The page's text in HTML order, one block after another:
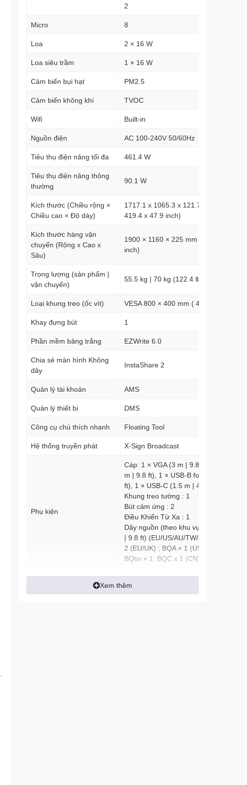
2
Micro 8
Loa 2 × 16 W
Loa siêu trầm 1 × 16 W
Cảm biến bụi hạt PM2.5
Cảm biến không khí TVOC
Wifi Built-in
Nguồn điện AC 100-240V 50/60Hz
Tiêu thụ điện năng tối đa 461.4 W
Tiêu thụ điện năng thông
thường
90.1 W
Kích thước (Chiều rộng ×
Chiều cao × Độ dày)
1717.1 x 1065.3 x 121.7 mm(676.02 x
419.4 x 47.9 inch)
Kích thước hàng vận
chuyển (Rộng x Cao x
Sâu)
1900 × 1160 × 225 mm (74.8 × 45.7 ×
inch)
Trọng lượng (sản phẩm |
vận chuyển)
55.5 kg | 70 kg (122.4 lbs | 154.3 lbs)
Loại khung treo (ốc vít) VESA 800 × 400 mm ( 4 × M8 × 25L)
Khay đựng bút 1
Phần mềm bảng trắng EZWrite 6.0
Chia sẻ màn hình Không
dây
InstaShare 2
Quản lý tài khoản AMS
Quản lý thiết bị DMS
Công cụ chú thích nhanh Floating Tool
Hệ thống truyền phát X-Sign Broadcast
Phụ kiện
Cáp: 1 × VGA (3 m | 9.8 ft), 1 × HDMI
m | 9.8 ft), 1 × USB-B for touch (3 m |
ft), 1 × USB-C (1.5 m | 4.9 ft)
Khung treo tường : 1
Bút cảm ứng : 2
Điều Khiển Từ Xa : 1
Dây nguồn (theo khu vực) : BQP: × 7
| 9.8 ft) (EU/US/AU/TW/JP/UK/IN) ;
2 (EU/UK) ; BQA × 1 (US); BQin × 1
BQtw × 1; BQC x 1 (CN)
Xem thêm